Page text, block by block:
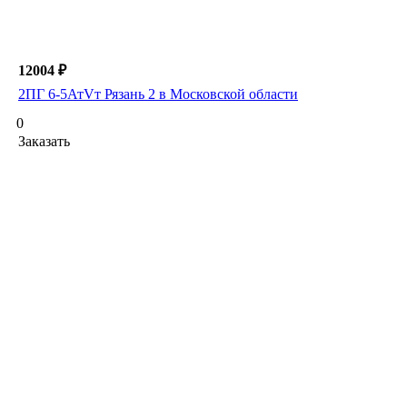
12004 ₽
2ПГ 6-5АтVт Рязань 2 в Московской области
0
Заказать